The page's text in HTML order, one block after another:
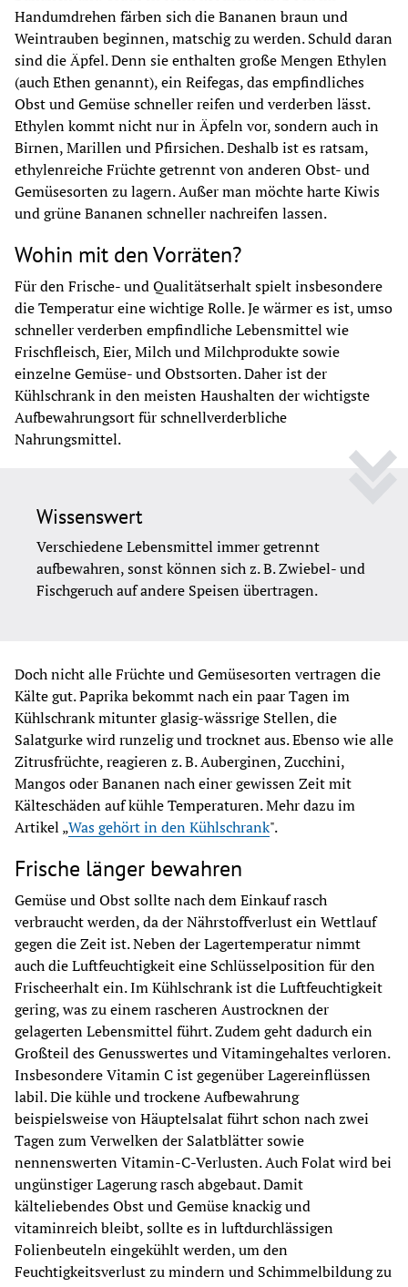
Handumdrehen färben sich die Bananen braun und
Weintrauben beginnen, matschig zu werden. Schuld daran
sind die Äpfel. Denn sie enthalten große Mengen Ethylen
(auch Ethen genannt), ein Reifegas, das empfindliches
Obst und Gemüse schneller reifen und verderben lässt.
Ethylen kommt nicht nur in Äpfeln vor, sondern auch in
Birnen, Marillen und Pfirsichen. Deshalb ist es ratsam,
ethylenreiche Früchte getrennt von anderen Obst- und
Gemüsesorten zu lagern. Außer man möchte harte Kiwis
und grüne Bananen schneller nachreifen lassen.
Wohin mit den Vorräten?
Für den Frische- und Qualitätserhalt spielt insbesondere
die Temperatur eine wichtige Rolle. Je wärmer es ist, umso
schneller verderben empfindliche Lebensmittel wie
Frischfleisch, Eier, Milch und Milchprodukte sowie
einzelne Gemüse- und Obstsorten. Daher ist der
Kühlschrank in den meisten Haushalten der wichtigste
Aufbewahrungsort für schnellverderbliche
Nahrungsmittel.
Wissenswert
Verschiedene Lebensmittel immer getrennt
aufbewahren, sonst können sich z. B. Zwiebel- und
Fischgeruch auf andere Speisen übertragen.
Doch nicht alle Früchte und Gemüsesorten vertragen die
Kälte gut. Paprika bekommt nach ein paar Tagen im
Kühlschrank mitunter glasig-wässrige Stellen, die
Salatgurke wird runzelig und trocknet aus. Ebenso wie alle
Zitrusfrüchte, reagieren z. B. Auberginen, Zucchini,
Mangos oder Bananen nach einer gewissen Zeit mit
Kälteschäden auf kühle Temperaturen. Mehr dazu im
Artikel „Was gehört in den Kühlschrank".
Frische länger bewahren
Gemüse und Obst sollte nach dem Einkauf rasch
verbraucht werden, da der Nährstoffverlust ein Wettlauf
gegen die Zeit ist. Neben der Lagertemperatur nimmt
auch die Luftfeuchtigkeit eine Schlüsselposition für den
Frischeerhalt ein. Im Kühlschrank ist die Luftfeuchtigkeit
gering, was zu einem rascheren Austrocknen der
gelagerten Lebensmittel führt. Zudem geht dadurch ein
Großteil des Genusswertes und Vitamingehaltes verloren.
Insbesondere Vitamin C ist gegenüber Lagereinflüssen
labil. Die kühle und trockene Aufbewahrung
beispielsweise von Häuptelsalat führt schon nach zwei
Tagen zum Verwelken der Salatblätter sowie
nennenswerten Vitamin-C-Verlusten. Auch Folat wird bei
ungünstiger Lagerung rasch abgebaut. Damit
kälteliebendes Obst und Gemüse knackig und
vitaminreich bleibt, sollte es in luftdurchlässigen
Folienbeuteln eingekühlt werden, um den
Feuchtigkeitsverlust zu mindern und Schimmelbildung zu